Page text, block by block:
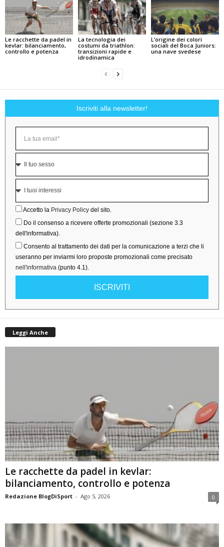
Le racchette da padel in
kevlar: bilanciamento,
controllo e potenza
La tecnologia dei
costumi da triathlon:
transizioni rapide e
idrodinamica
L’origine dei colori
sociali del Boca Juniors:
una nave svedese
Iscriviti alla newsletter!
Accetto la Privacy Policy del sito.
Do il consenso a ricevere offerte promozionali (sezione 3.3
dell'informativa).
Consento al trattamento dei dati per la comunicazione a terzi che li
useranno per inviarmi loro proposte promozionali come precisato
nell'informativa (punto 4.1).
ISCRIVITI
Leggi Anche
Le racchette da padel in kevlar:
bilanciamento, controllo e potenza
Redazione BlogDiSport - Ago 5, 2026 0